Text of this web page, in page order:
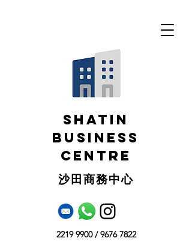
2219 9900/9676 7822
SHATIN
BUSINESS
CENTRE
​沙田商務中心